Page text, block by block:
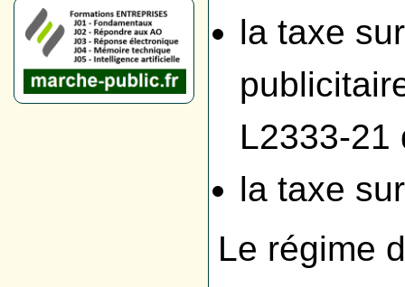
la taxe
L2333-
la taxe
Le régime